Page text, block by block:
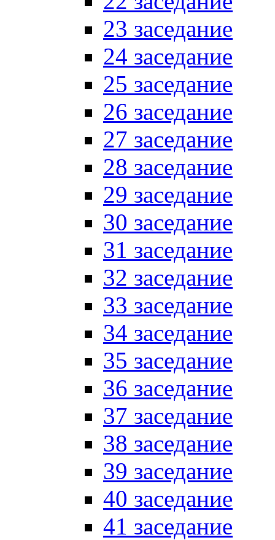
23 заседание
24 заседание
25 заседание
26 заседание
27 заседание
28 заседание
29 заседание
30 заседание
31 заседание
32 заседание
33 заседание
34 заседание
35 заседание
36 заседание
37 заседание
38 заседание
39 заседание
40 заседание
41 заседание